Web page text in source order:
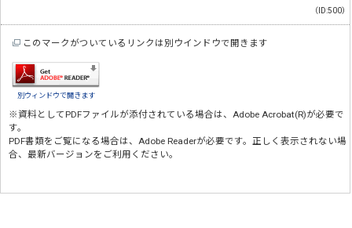
（ID:500）
このマークがついているリンクは別ウインドウで開きます
別ウィンドウで開きます
※資料としてPDFファイルが添付されている場合は、 Adobe Acrobat(R)が必要で
す。
PDF書類をご覧になる場合は、 Adobe Readerが必要です。正しく表示されない場
合、最新バージョンをご利用ください。